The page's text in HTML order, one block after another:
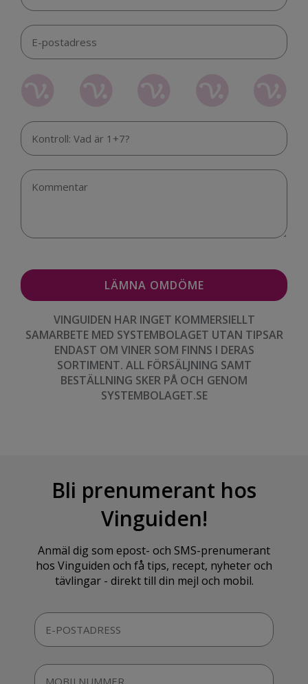
VINGUIDEN HAR INGET KOMMERSIELLT
SAMARBETE MED SYSTEMBOLAGET UTAN TIPSAR
ENDAST OM VINER SOM FINNS I DERAS
SORTIMENT. ALL FÖRSÄLJNING SAMT
BESTÄLLNING SKER PÅ OCH GENOM
SYSTEMBOLAGET.SE
Bli prenumerant hos
Vinguiden!
Anmäl dig som epost- och SMS-prenumerant
hos Vinguiden och få tips, recept, nyheter och
tävlingar - direkt till din mejl och mobil.